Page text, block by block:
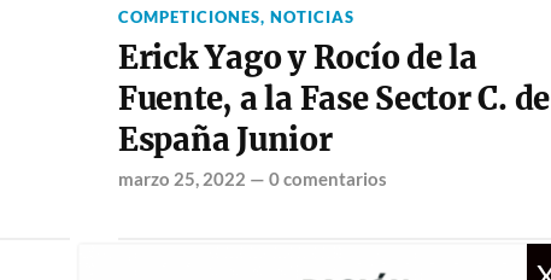
COMPETICIONES, NOTICIAS
Erick Yago y Rocío de la
Fuente, a la Fase Sector C. de
España Junior
marzo 25, 2022 — 0 comentarios